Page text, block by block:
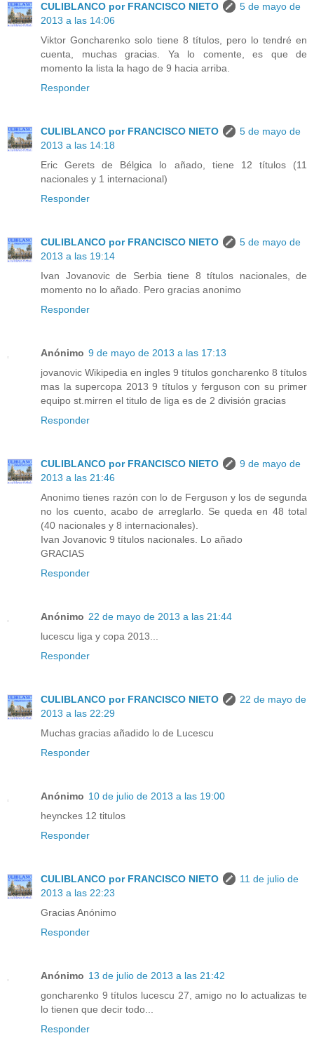
CULIBLANCO por FRANCISCO NIETO
5 de mayo de
2013 a las 14:06
Viktor Goncharenko solo tiene 8 títulos, pero lo tendré en
cuenta, muchas gracias. Ya lo comente, es que de
momento la lista la hago de 9 hacia arriba.
Responder
CULIBLANCO por FRANCISCO NIETO
5 de mayo de
2013 a las 14:18
Eric Gerets de Bélgica lo añado, tiene 12 títulos (11
nacionales y 1 internacional)
Responder
CULIBLANCO por FRANCISCO NIETO
5 de mayo de
2013 a las 19:14
Ivan Jovanovic de Serbia tiene 8 títulos nacionales, de
momento no lo añado. Pero gracias anonimo
Responder
Anónimo 9 de mayo de 2013 a las 17:13
jovanovic Wikipedia en ingles 9 títulos goncharenko 8 títulos
mas la supercopa 2013 9 títulos y ferguson con su primer
equipo st.mirren el titulo de liga es de 2 división gracias
Responder
CULIBLANCO por FRANCISCO NIETO
9 de mayo de
2013 a las 21:46
Anonimo tienes razón con lo de Ferguson y los de segunda
no los cuento, acabo de arreglarlo. Se queda en 48 total
(40 nacionales y 8 internacionales).
Ivan Jovanovic 9 títulos nacionales. Lo añado
GRACIAS
Responder
Anónimo 22 de mayo de 2013 a las 21:44
lucescu liga y copa 2013...
Responder
CULIBLANCO por FRANCISCO NIETO
22 de mayo de
2013 a las 22:29
Muchas gracias añadido lo de Lucescu
Responder
Anónimo 10 de julio de 2013 a las 19:00
heynckes 12 titulos
Responder
CULIBLANCO por FRANCISCO NIETO
11 de julio de
2013 a las 22:23
Gracias Anónimo
Responder
Anónimo 13 de julio de 2013 a las 21:42
goncharenko 9 títulos lucescu 27, amigo no lo actualizas te
lo tienen que decir todo...
Responder